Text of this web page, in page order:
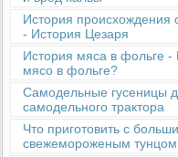
История происхождения
- История Цезаря
История мяса в фольге -
мясо в фольге?
Cамодельные гусеницы
самодельного трактора
Что приготовить с
свежемороженым